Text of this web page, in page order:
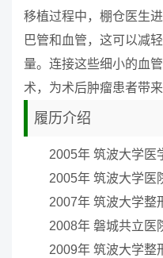
移植过程中，棚仓医生
巴管和血管，这可以减
量。连接这些细小的血
术，为术后肿瘤患者带
履历介绍
2005年 筑波大学医
2005年 筑波大学医
2007年 筑波大学整
2008年 磐城共立医
2009年 筑波大学整